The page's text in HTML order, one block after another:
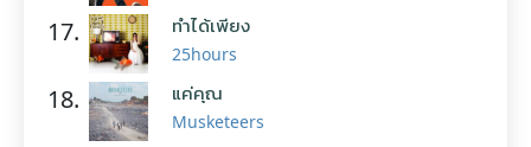
17. ทำได้เพียง
25hours
18. แค่คุณ
Musketeers